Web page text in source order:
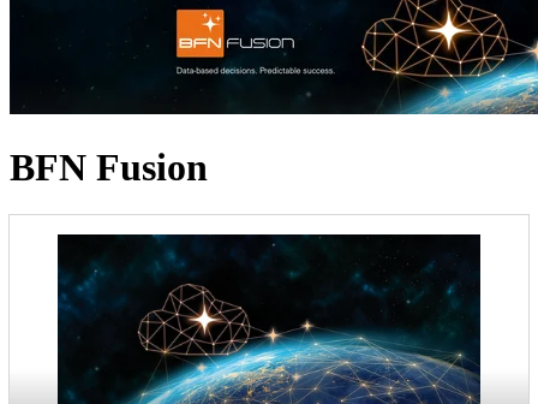
BFN Fusion